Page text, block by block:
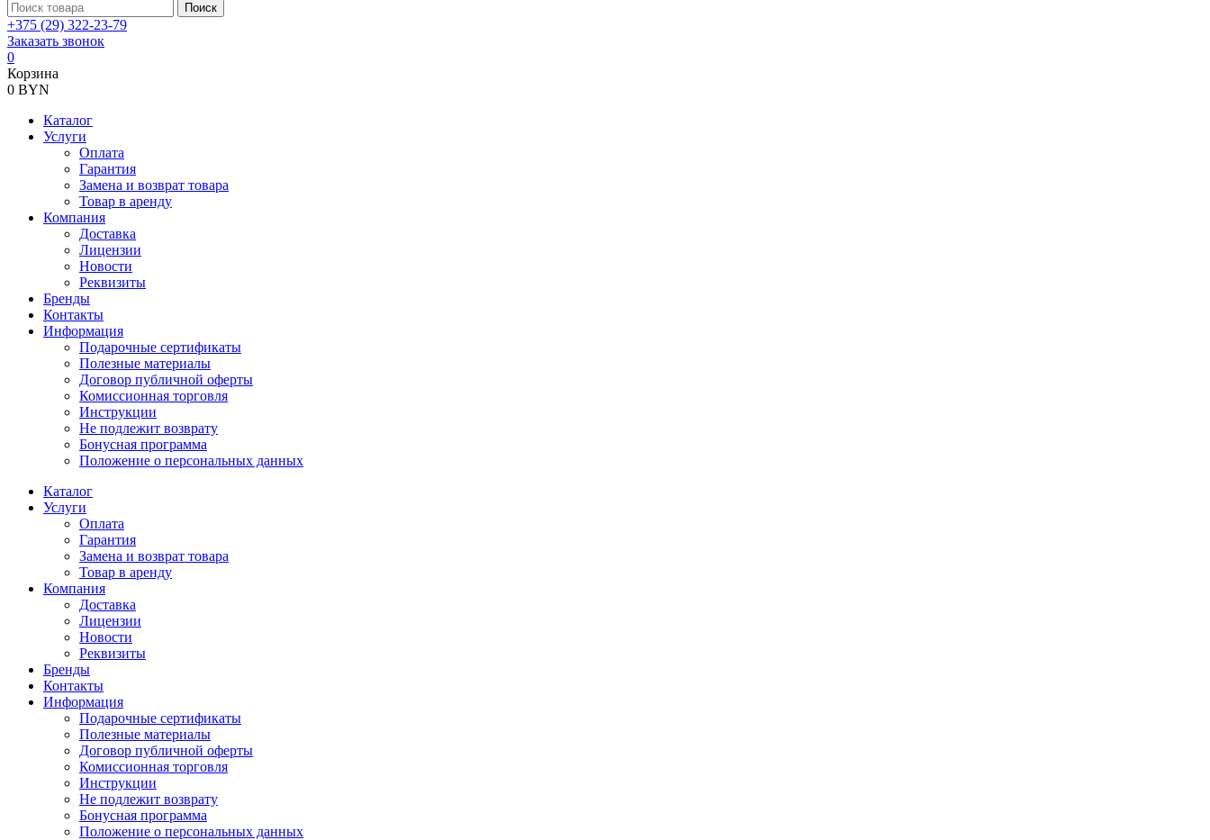
Поиск
+375 (29) 322-23-79
Заказать звонок
0
Корзина
0 BYN
Каталог
Услуги
Оплата
Гарантия
Замена и возврат товара
Товар в аренду
Компания
Доставка
Лицензии
Новости
Реквизиты
Бренды
Контакты
Информация
Подарочные сертификаты
Полезные материалы
Договор публичной оферты
Комиссионная торговля
Инструкции
Не подлежит возврату
Бонусная программа
Положение о персональных данных
Каталог
Услуги
Оплата
Гарантия
Замена и возврат товара
Товар в аренду
Компания
Доставка
Лицензии
Новости
Реквизиты
Бренды
Контакты
Информация
Подарочные сертификаты
Полезные материалы
Договор публичной оферты
Комиссионная торговля
Инструкции
Не подлежит возврату
Бонусная программа
Положение о персональных данных